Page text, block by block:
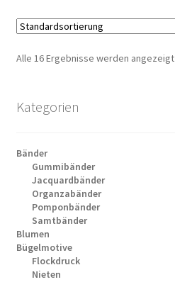
Alle 16 Ergebnisse werden angezeigt
Kategorien
Bänder
Gummibänder
Jacquardbänder
Organzabänder
Pomponbänder
Samtbänder
Blumen
Bügelmotive
Flockdruck
Nieten